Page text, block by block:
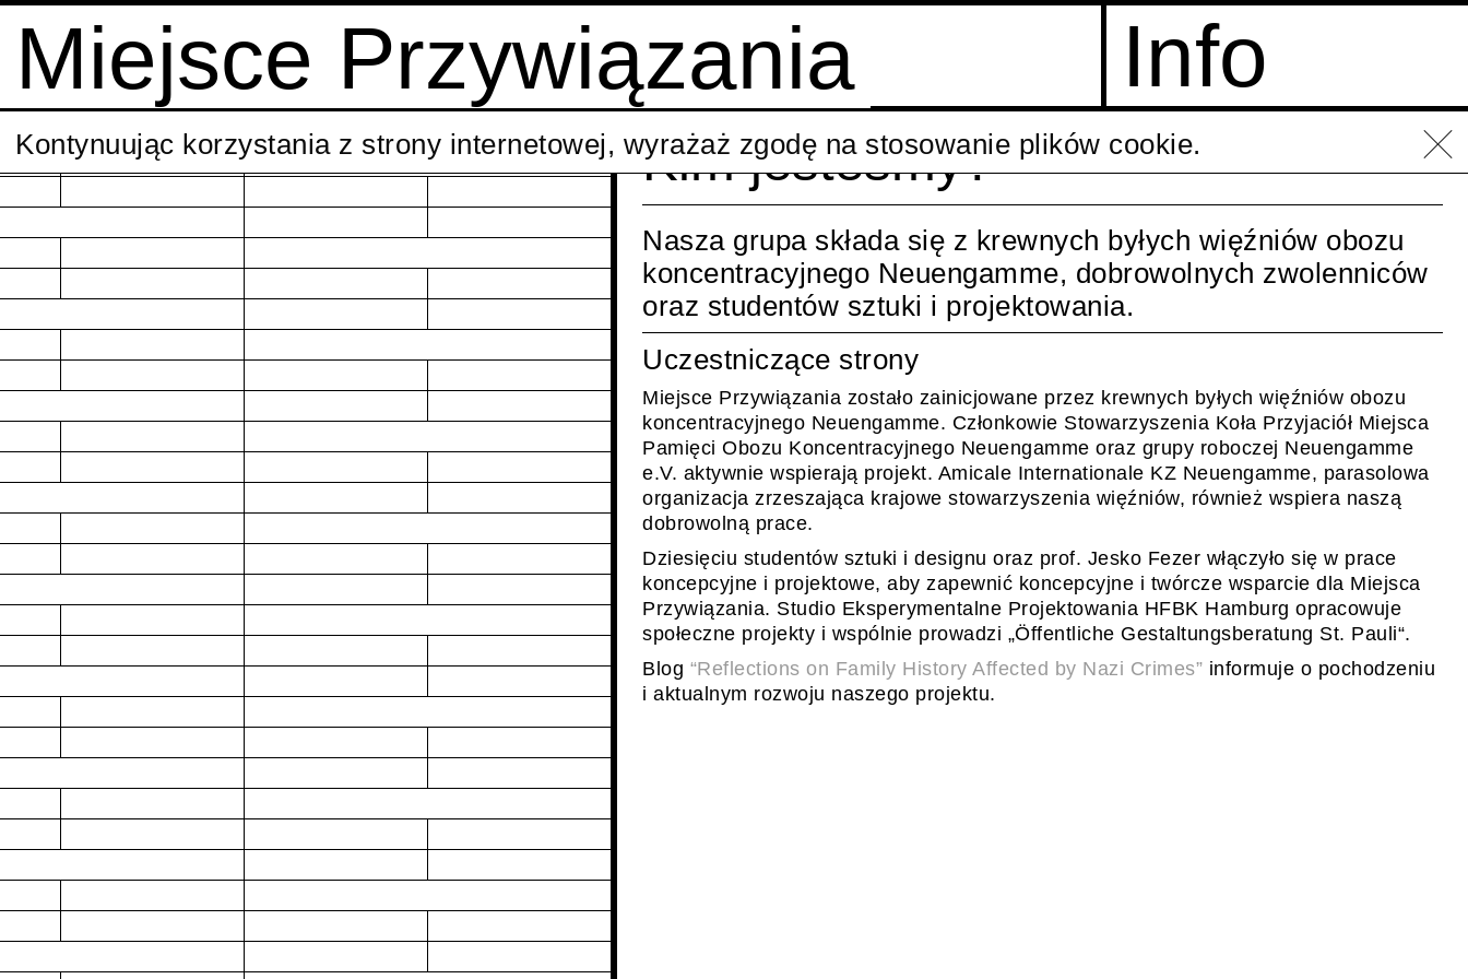
Miejsce Przywiązania Info
Kim jesteśmy?
Nasza grupa składa się z krewnych byłych więźniów obozu
koncentracyjnego Neuengamme, dobrowolnych zwolenniców
oraz studentów sztuki i projektowania.
Uczestniczące strony
Miejsce Przywiązania zostało zainicjowane przez krewnych byłych więźniów obozu
koncentracyjnego Neuengamme. Członkowie Stowarzyszenia Koła Przyjaciół Miejsca
Pamięci Obozu Koncentracyjnego Neuengamme oraz grupy roboczej Neuengamme
e.V. aktywnie wspierają projekt. Amicale Internationale KZ Neuengamme, parasolowa
organizacja zrzeszająca krajowe stowarzyszenia więźniów, również wspiera naszą
dobrowolną prace.
Dziesięciu studentów sztuki i designu oraz prof. Jesko Fezer włączyło się w prace
koncepcyjne i projektowe, aby zapewnić koncepcyjne i twórcze wsparcie dla Miejsca
Przywiązania. Studio Eksperymentalne Projektowania HFBK Hamburg opracowuje
społeczne projekty i wspólnie prowadzi „Öffentliche Gestaltungsberatung St. Pauli“.
Blog “Reflections on Family History Affected by Nazi Crimes” informuje o pochodzeniu
i aktualnym rozwoju naszego projektu.
Kontynuując korzystania z strony internetowej, wyrażaż zgodę na stosowanie plików cookie.